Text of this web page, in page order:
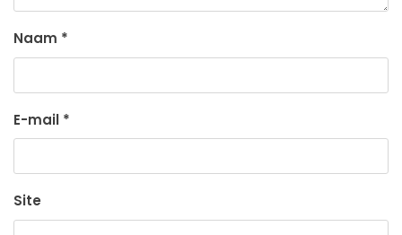
Naam *
E-mail *
Site